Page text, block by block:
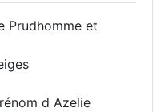
Prudhomme et
d Azelie